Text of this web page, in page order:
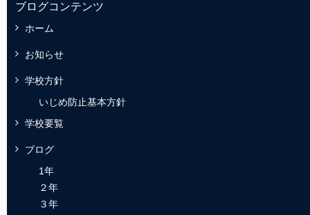
ブログコンテンツ
ホーム
お知らせ
学校方針
いじめ防止基本方針
学校要覧
ブログ
1年
２年
３年